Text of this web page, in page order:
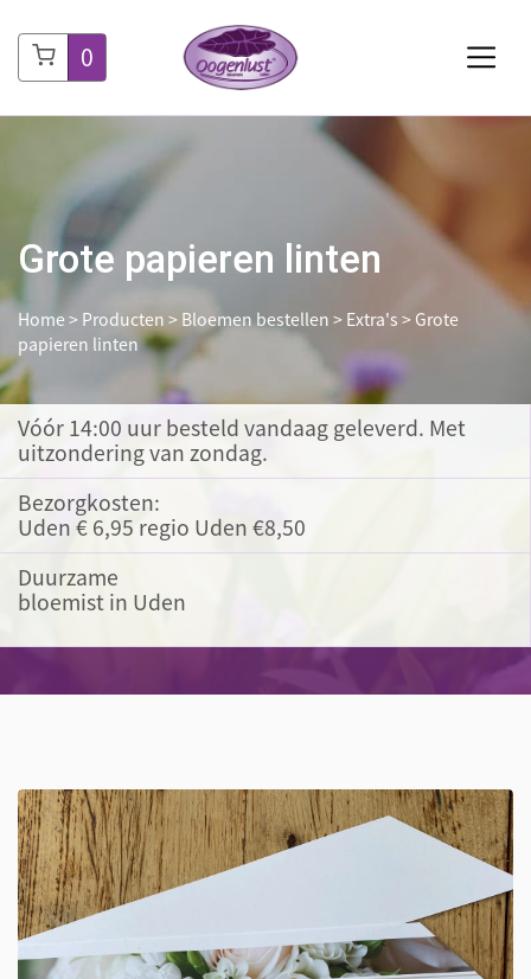
0
Grote papieren linten
Home> Producten>Bloemen bestellen>Extra's>Grote
papieren linten
Vóór 14:00 uur besteldvandaag geleverd. Met
uitzondering van zondag.
Bezorgkosten:
Uden € 6,95 regio Uden €8,50
Duurzame
bloemist in Uden